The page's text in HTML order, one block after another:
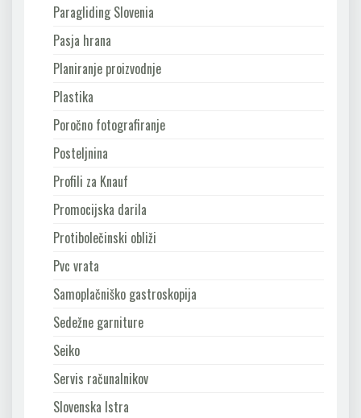
Paragliding Slovenia
Pasja hrana
Planiranje proizvodnje
Plastika
Poročno fotografiranje
Posteljnina
Profili za Knauf
Promocijska darila
Protibolečinski obliži
Pvc vrata
Samoplačniško gastroskopija
Sedežne garniture
Seiko
Servis računalnikov
Slovenska Istra